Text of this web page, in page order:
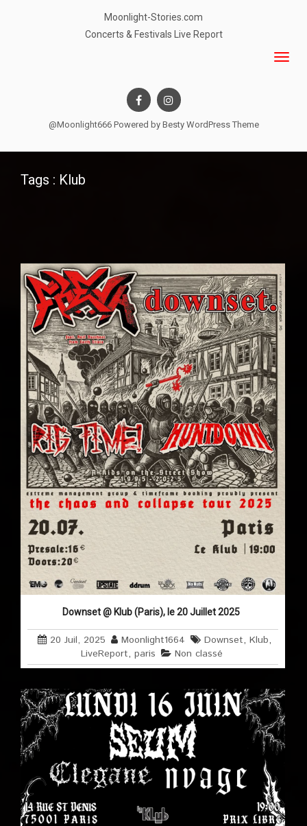
Moonlight-Stories.com
Concerts & Festivals Live Report
@Moonlight666 Powered by Besty WordPress Theme
Tags : Klub
Downset @ Klub (Paris), le 20 Juillet 2025
20 Juil, 2025 Moonlight1664 Downset, Klub,
LiveReport, paris Non classé